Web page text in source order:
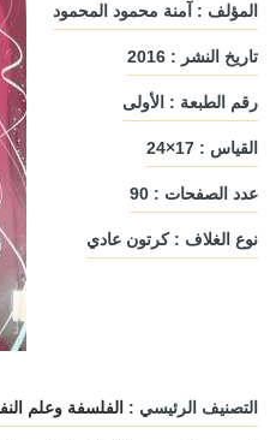
المؤلف : آمنة محمود المحمود
تاريخ النشر : 2016
رقم الطبعة : الأولى
القياس : 17×24
عدد الصفحات : 90
نوع الغلاف : كرتون عادي
التصنيف الرئيسي : الفلسفة وعلم